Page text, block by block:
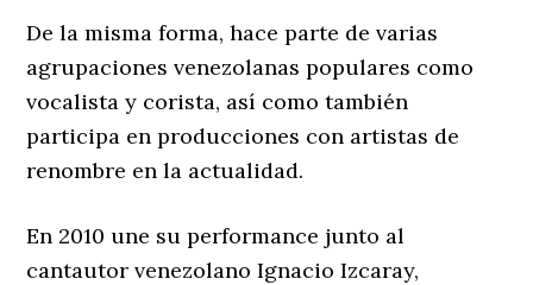
De la misma forma, hace parte de varias
agrupaciones venezolanas populares como
vocalista y corista, así como también
participa en producciones con artistas de
renombre en la actualidad.
En 2010 une su performance junto al
cantautor venezolano Ignacio Izcaray,